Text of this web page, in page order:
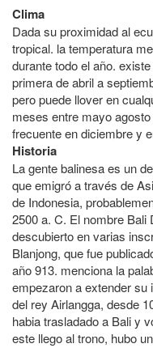
Clima
Dada su proximidad al
tropical. la temperatura
durante todo el año.
primera de abril a
pero puede llover en
meses entre mayo
frecuente en diciembre y
Historia
La gente balinesa es un
que emigró a través de
de Indonesia,
2500 a. C. El nombre Bali
descubierto en varias
Blanjong, que fue
año 913. menciona la
empezaron a extender su
del rey Airlangga, desde
habia trasladado a Bali y
este llego al trono, hubo